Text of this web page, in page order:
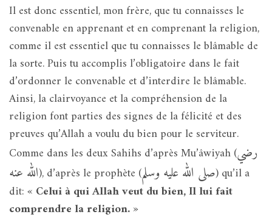
Il est donc essentiel, mon frère, que tu connaisses le
convenable en apprenant et en comprenant la religion,
comme il est essentiel que tu connaisses le blâmable de
la sorte. Puis tu accomplis l’obligatoire dans le fait
d’ordonner le convenable et d’interdire le blâmable.
Ainsi, la clairvoyance et la compréhension de la
religion font parties des signes de la félicité et des
preuves qu’Allah a voulu du bien pour le serviteur.
Comme dans les deux Sahihs d’après Mu’âwiyah (رضي
الله عنه), d’après le prophète (صلى الله عليه وسلم) qu’il a
dit: « Celui à qui Allah veut du bien, Il lui fait
comprendre la religion.»